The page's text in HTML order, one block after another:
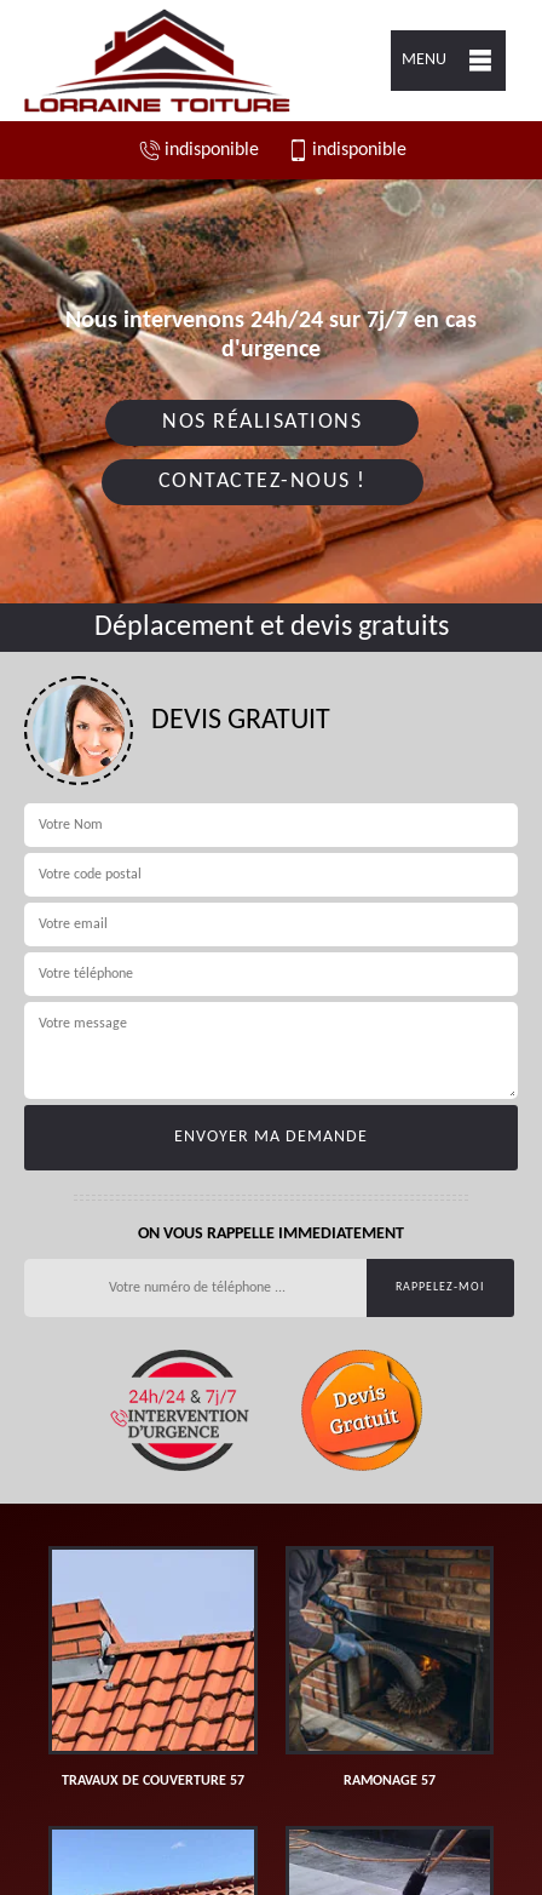
MENU
indisponible indisponible
Nous intervenons 24h/24 sur 7j/7 en cas
d'urgence
NOS RÉALISATIONS
CONTACTEZ-NOUS !
Déplacement et devis gratuits
DEVIS GRATUIT
ON VOUS RAPPELLE IMMEDIATEMENT
TRAVAUX DE COUVERTURE 57 RAMONAGE 57